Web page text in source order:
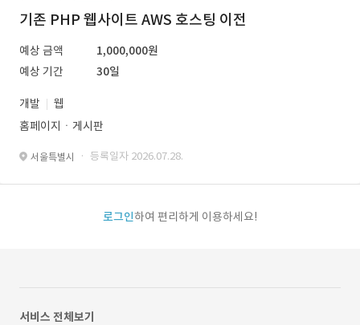
기존 PHP 웹사이트 AWS 호스팅 이전
예상 금액
1,000,000원
예상 기간
30일
개발
웹
홈페이지ㆍ게시판
서울특별시 · 등록일자 2026.07.28.
로그인하여 편리하게 이용하세요!
서비스 전체보기